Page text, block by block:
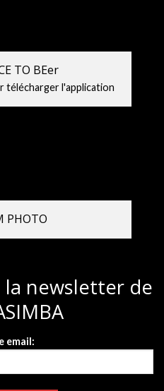
TO BEer
télécharger l'application
PHOTO
la newsletter de
email: